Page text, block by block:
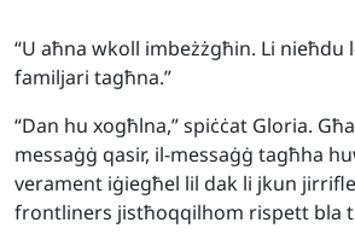
“U aħna wkoll imbeżżgħin. Li nieħdu
familjari tagħna.”
“Dan hu xogħlna,” spiċċat Gloria.
messaġġ qasir, il-messaġġ tagħha
verament iġiegħel lil dak li jkun
frontliners jistħoqqilhom rispett bla